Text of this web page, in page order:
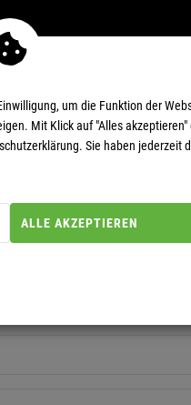
um die Funktion der
Mit Klick auf "Alles akzeptieren"
Sie haben jederzeit
ALLE AKZEPTIEREN